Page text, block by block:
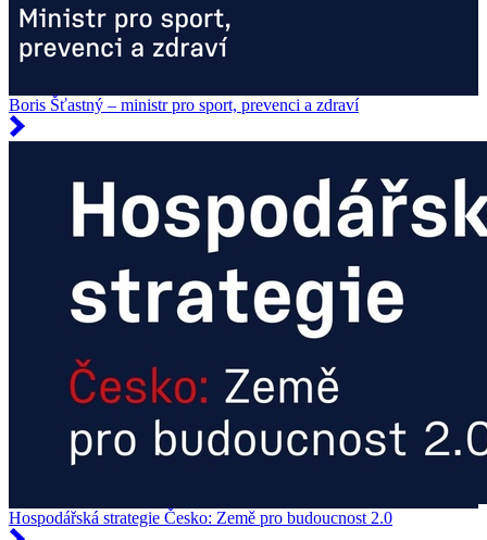
Boris Šťastný – ministr pro sport, prevenci a zdraví
Hospodářská strategie Česko: Země pro budoucnost 2.0